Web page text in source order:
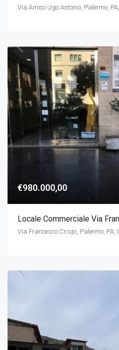
Via Amico Ugo Antonio, Palermo,
€980.000,00
Locale Commerciale Via
Via Francesco Crispi, Palermo, PA,